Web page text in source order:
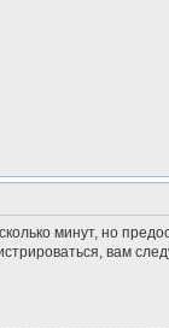
минут, но
вам